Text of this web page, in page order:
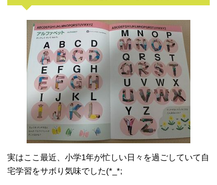
実はここ最近、小学1年が忙しい日々を過ごしていて自
宅学習をサボり気味でした(*_*;